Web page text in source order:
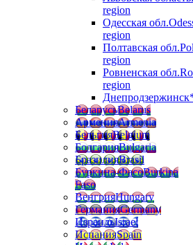
region
Одесская обл.
region
Полтавская обл.
region
Ровненская обл.
region
БеларусьBelarus
АрменияArmenia
БельгияBelgium
БолгарияBulgaria
БразилияBrasil
Буркина-ФасоBurkina
Faso
ВенгрияHungary
ГерманияGermany
ИзраильIsrael
ИспанияSpain